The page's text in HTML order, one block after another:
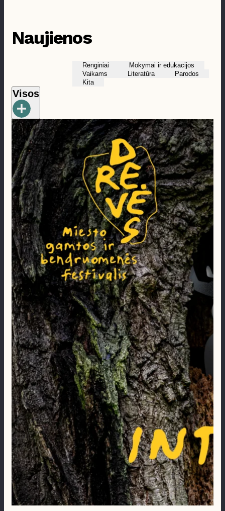
Naujienos
Renginiai
Mokymai ir edukacijos
Vaikams
Literatūra
Parodos
Kita
Visos